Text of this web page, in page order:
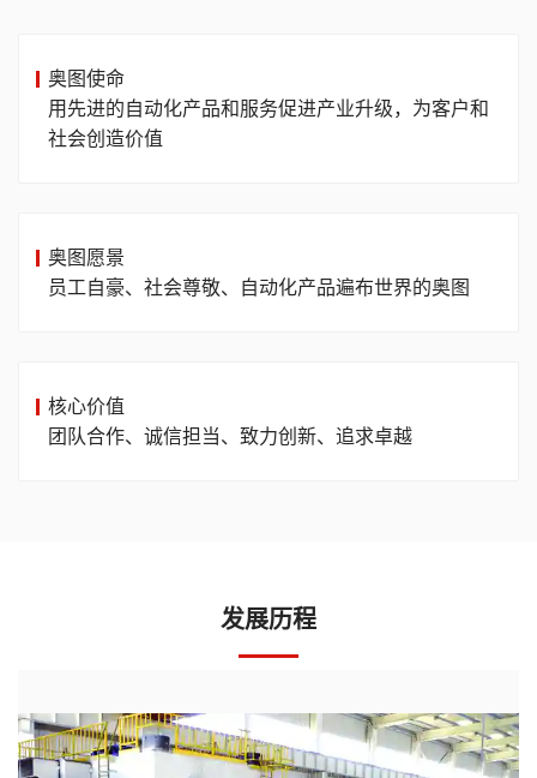
奥图使命
用先进的自动化产品和服务促进产业升级，为客户和
社会创造价值
奥图愿景
员工自豪、社会尊敬、自动化产品遍布世界的奥图
核心价值
团队合作、诚信担当、致力创新、追求卓越
发展历程